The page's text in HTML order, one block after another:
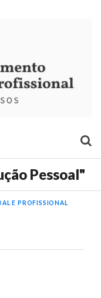
Pessoal"
E PROFISSIONAL